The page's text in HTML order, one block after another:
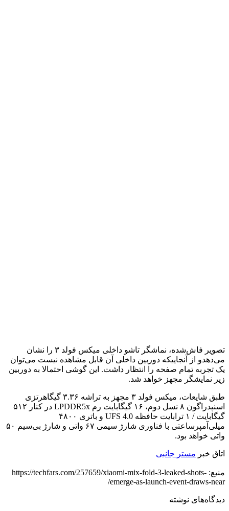
تصویر فاش‌شده، نماشگر تاشو داخلی میکس فولد ۳ را نشان
می‌دهدو از آنجاییکه دوربین داخلی آن قابل مشاهده نیست می‌توان
یک تجربه تمام صفحه را انتظار داشت. این گوشی احتمالا به دوربین
زیر نمایشگر مجهز خواهد شد.
طبق شایعات، میکس فولد ۳ مجهز به تراشه ۳.۳۶ گیگاهرتزی
اسنپدراگون ۸ نسل دوم، ۱۶ گیگابایت رم LPDDR5x در کنار ۵۱۲
گیگابایت / ۱ ترابایت حافظه UFS 4.0 و باتری ۴۸۰۰
میلی‌آمپرساعتی با فناوری شارژ سیمی ۶۷ واتی و شارژ بی‌سیم ۵۰
واتی خواهد بود.
اتاق خبر مستر جانبی
منبع: https://techfars.com/257659/xiaomi-mix-fold-3-leaked-shots-
emerge-as-launch-event-draws-near/
دیدگاه‌های نوشته